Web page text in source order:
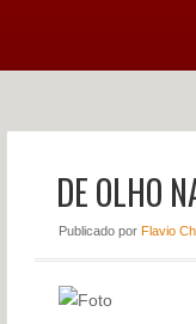
DE OLHO
Publicado por Flavio